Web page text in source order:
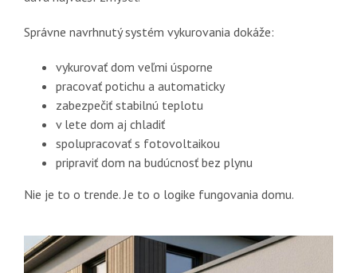
Správne navrhnutý systém vykurovania dokáže:
vykurovať dom veľmi úsporne
pracovať potichu a automaticky
zabezpečiť stabilnú teplotu
v lete dom aj chladiť
spolupracovať s fotovoltaikou
pripraviť dom na budúcnosť bez plynu
Nie je to o trende. Je to o logike fungovania domu.